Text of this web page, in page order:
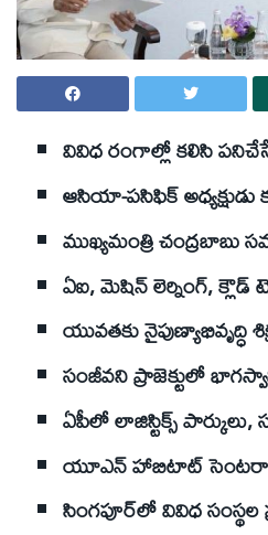
వివిధ రంగాల్లో కలిసి
ఆసియా-పసిఫిక్
ముఖ్యమంత్రి
ఏఐ, మెషిన్ లెర్నింగ్, క్లౌడ్
యువతకు నైపుణ్యాభివృద్ధి
సంజీవని ప్రాజెక్టులో
ఏపీలో లాజిస్టిక్స్
యూఎన్ హాబిటాట్ సెంటరాఫ్
సింగపూర్‌లో వివిధ సంస్థల